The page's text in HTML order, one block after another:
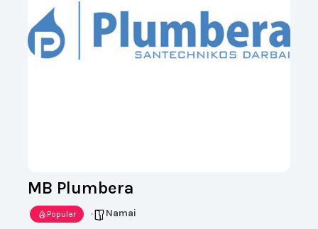
MB Plumbera
Popular Namai